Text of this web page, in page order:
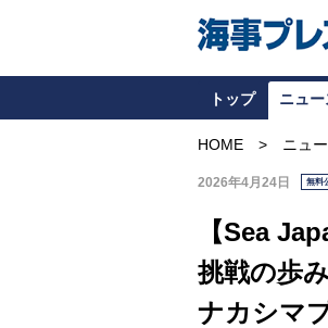
トップ ニュー
HOME ニュ
2026年4月24日 無料
【Sea
挑戦の歩
ナカシマ